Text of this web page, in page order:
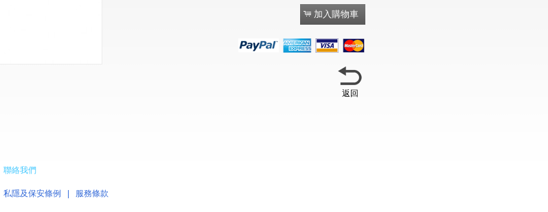
返回
聯絡我們
私隱及保安條例 | 服務條款